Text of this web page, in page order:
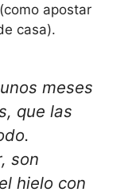
apostar
casa).
meses
que las
son
hielo con